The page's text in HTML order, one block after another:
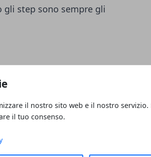
il nostro sito web e il nostro servizio.
il tuo consenso.
gli step sono sempre gli
a prendere in manole
In caso di
e saranno necessari vari
si traduce con la
e pianificati
richiesta per